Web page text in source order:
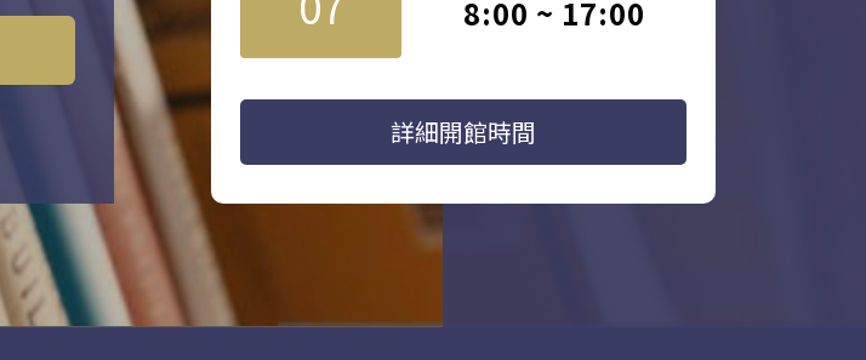
8:00 ~ 17:00
詳細開館時間